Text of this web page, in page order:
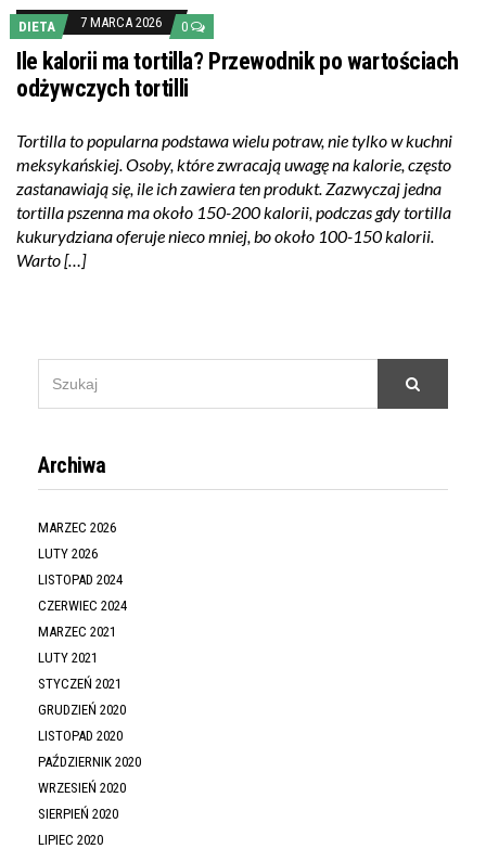
DIETA 7 MARCA 2026 0
Ile kalorii ma tortilla? Przewodnik po wartościach
odżywczych tortilli
Tortilla to popularna podstawa wielu potraw, nie tylko w kuchni
meksykańskiej. Osoby, które zwracają uwagę na kalorie, często
zastanawiają się, ile ich zawiera ten produkt. Zazwyczaj jedna
tortilla pszenna ma około 150-200 kalorii, podczas gdy tortilla
kukurydziana oferuje nieco mniej, bo około 100-150 kalorii.
Warto […]
Archiwa
MARZEC 2026
LUTY 2026
LISTOPAD 2024
CZERWIEC 2024
MARZEC 2021
LUTY 2021
STYCZEŃ 2021
GRUDZIEŃ 2020
LISTOPAD 2020
PAŹDZIERNIK 2020
WRZESIEŃ 2020
SIERPIEŃ 2020
LIPIEC 2020